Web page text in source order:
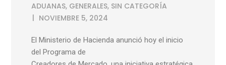
ADUANAS, GENERALES, SIN CATEGORÍA
NOVIEMBRE 5, 2024
El Ministerio de Hacienda anunció hoy el inicio
del Programa de